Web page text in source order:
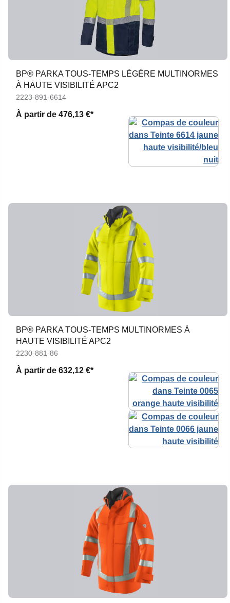
BP® PARKA TOUS-TEMPS LÉGÈRE MULTINORMES
À HAUTE VISIBILITÉ APC2
2223-891-6614
À partir de 476,13 €*
BP® PARKA TOUS-TEMPS MULTINORMES À
HAUTE VISIBILITÉ APC2
2230-881-86
À partir de 632,12 €*